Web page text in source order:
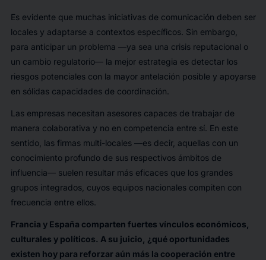
Es evidente que muchas iniciativas de comunicación deben ser
locales y adaptarse a contextos específicos. Sin embargo,
para anticipar un problema —ya sea una crisis reputacional o
un cambio regulatorio— la mejor estrategia es detectar los
riesgos potenciales con la mayor antelación posible y apoyarse
en sólidas capacidades de coordinación.
Las empresas necesitan asesores capaces de trabajar de
manera colaborativa y no en competencia entre sí. En este
sentido, las firmas multi-locales —es decir, aquellas con un
conocimiento profundo de sus respectivos ámbitos de
influencia— suelen resultar más eficaces que los grandes
grupos integrados, cuyos equipos nacionales compiten con
frecuencia entre ellos.
Francia y España comparten fuertes vínculos económicos,
culturales y políticos. A su juicio, ¿qué oportunidades
existen hoy para reforzar aún más la cooperación entre